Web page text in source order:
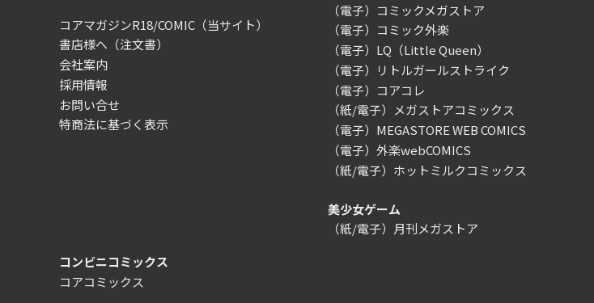
コアマガジンR18/COMIC（当サイト）
書店様へ（注文書）
会社案内
採用情報
お問い合せ
特商法に基づく表示
（電子）コミックメガストア
（電子）コミック外楽
（電子）LQ（Little Queen）
（電子）リトルガールストライク
（電子）コアコレ
（紙/電子）メガストアコミックス
（電子）MEGASTORE WEB COMICS
（電子）外楽webCOMICS
（紙/電子）ホットミルクコミックス
美少女ゲーム
（紙/電子）月刊メガストア
コンビニコミックス
コアコミックス